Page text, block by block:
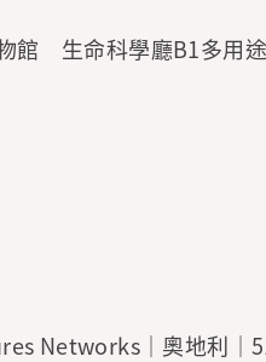
館 生命科學廳B1多用
Networks｜奧地利｜